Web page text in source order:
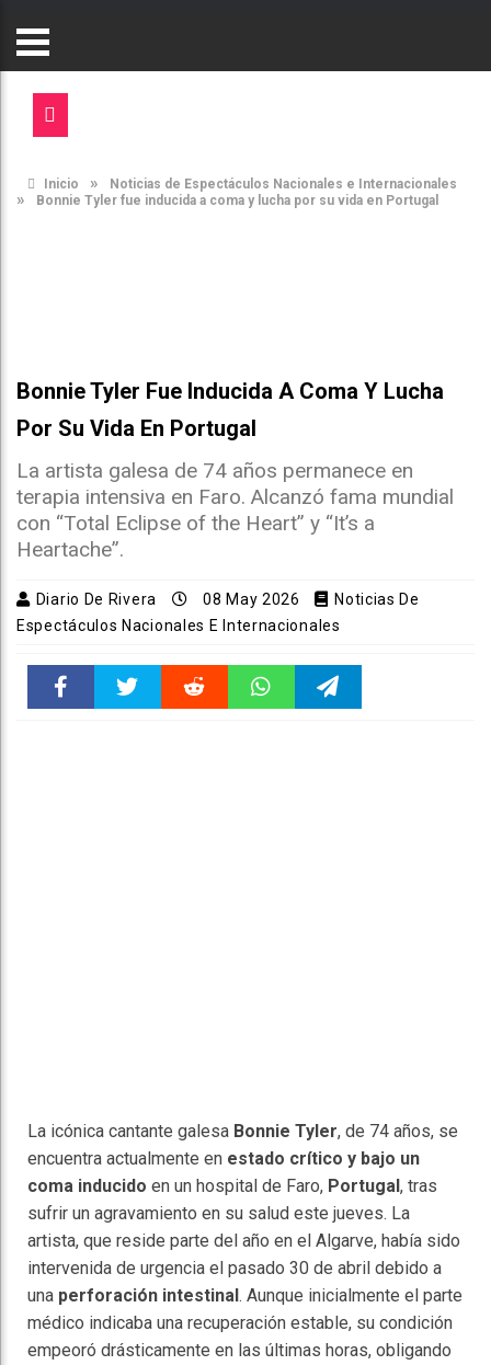
Inicio » Noticias de Espectáculos Nacionales e Internacionales
» Bonnie Tyler fue inducida a coma y lucha por su vida en Portugal
Bonnie Tyler Fue Inducida A Coma Y Lucha
Por Su Vida En Portugal
La artista galesa de 74 años permanece en
terapia intensiva en Faro. Alcanzó fama mundial
con “Total Eclipse of the Heart” y “It’s a
Heartache”.
Diario De Rivera 08 May 2026
Noticias De
Espectáculos Nacionales E Internacionales
La icónica cantante galesa Bonnie Tyler, de 74 años, se
encuentra actualmente en estado crítico y bajo un
coma inducido en un hospital de Faro, Portugal , tras
sufrir un agravamiento en su salud este jueves. La
artista, que reside parte del año en el Algarve, había sido
intervenida de urgencia el pasado 30 de abril debido a
una perforación intestinal . Aunque inicialmente el parte
médico indicaba una recuperación estable, su condición
empeoró drásticamente en las últimas horas, obligando